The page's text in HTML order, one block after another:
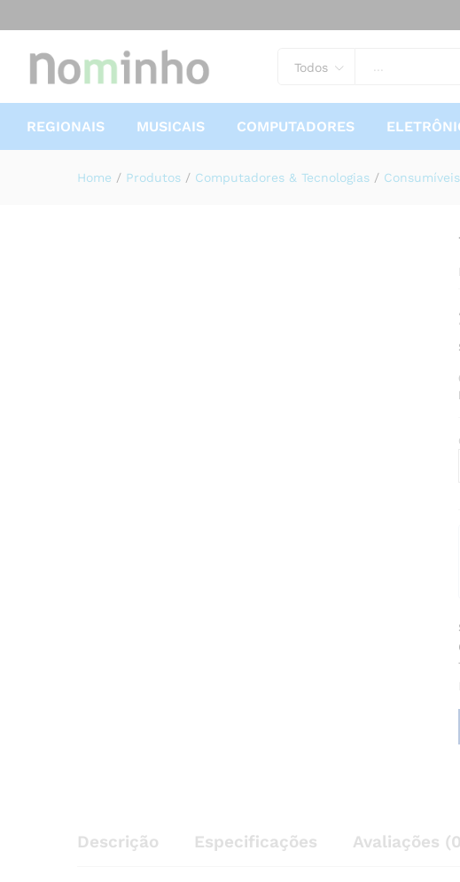
Todos
REGIONAIS MUSICAIS COMPUTADORES
Home / Produtos / Computadores & Tecnologias / Consumíveis
Descrição Especificações Avaliações
Descrição Especificações Avaliações (0)